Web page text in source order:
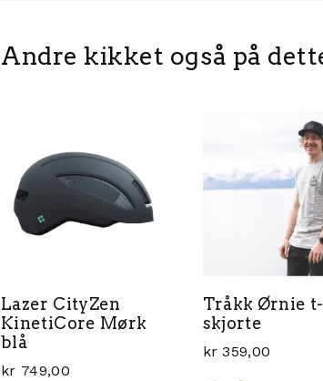
Andre kikket også på
Lazer CityZen
KinetiCore Mørk
blå
kr 749,00
Tråkk Ørnie t-
skjorte
kr 359,00